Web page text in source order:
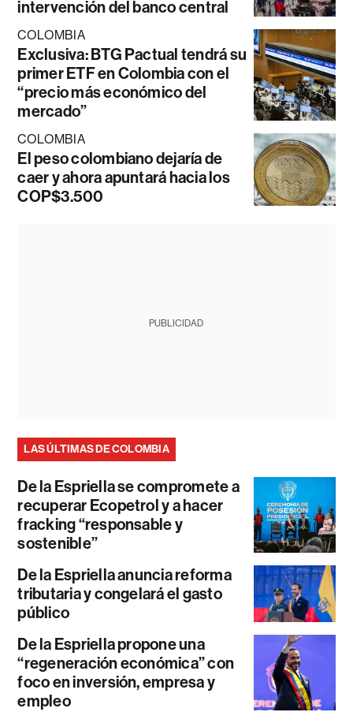
intervención del banco central
COLOMBIA
Exclusiva: BTG Pactual tendrá su
primer ETF en Colombia con el
“precio más económico del
mercado”
COLOMBIA
El peso colombiano dejaría de
caer y ahora apuntará hacia los
COP$3.500
PUBLICIDAD
LAS ÚLTIMAS DE COLOMBIA
De la Espriella se compromete a
recuperar Ecopetrol y a hacer
fracking “responsable y
sostenible”
De la Espriella anuncia reforma
tributaria y congelará el gasto
público
De la Espriella propone una
“regeneración económica” con
foco en inversión, empresa y
empleo